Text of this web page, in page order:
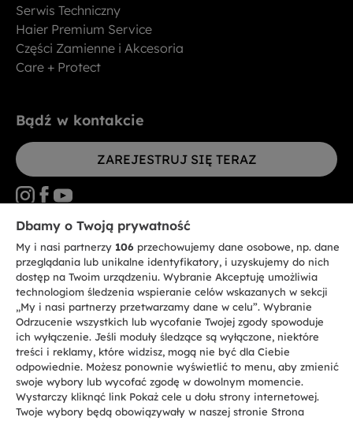
Serwis Techniczny
Haier Premium Service
Części Zamienne i Akcesoria
Care + Protect
Bądź w kontakcie
ZAREJESTRUJ SIĘ TERAZ
CANDY HOOVER GROUP S.r.I. - jednoosobowa sp. z.o.o. - SIEDZIBA
STATUTOWA: Via Comolli, 57 - 20861 Brugherio (MB) - Włochy -
SIEDZIBY ADMINISTRACYJNE: Via Privata Eden Fumagalli bez
nadanego numeru - 20861 Brugherio (MB) i Via Trento nr 20/A-22 - 20871
Vimercate (MB) - Włochy - Tel.: +39.039.2086.1 - Faks: +39.039.2086.237 -
Kapitał zakładowy 35.000.000,00 € wpłacony w całości - Kod identyfikacji
podatkowej i nr wpisu do Rejestru przedsiębiorstw dla rejonu Mediolan-
Monza-Brianza-Lodi 04666310158 - NIP 00786860965 - Numer wpisu do
Repertorium Ekonomiczno - Administracyjnego REA: MB-1033934 -
Autoryzacja IT AEOF 211870 - Spółka podlega zarządzaniu i koordynacji
Candy S.p.A.
PL / Polski
Dbamy o Twoją prywatność
My i nasi partnerzy 106 przechowujemy dane osobowe, np. dane
przeglądania lub unikalne identyfikatory, i uzyskujemy do nich
dostęp na Twoim urządzeniu. Wybranie Akceptuję umożliwia
technologiom śledzenia wspieranie celów wskazanych w sekcji
„My i nasi partnerzy przetwarzamy dane w celu”. Wybranie
Odrzucenie wszystkich lub wycofanie Twojej zgody spowoduje
ich wyłączenie. Jeśli moduły śledzące są wyłączone, niektóre
treści i reklamy, które widzisz, mogą nie być dla Ciebie
odpowiednie. Możesz ponownie wyświetlić to menu, aby zmienić
swoje wybory lub wycofać zgodę w dowolnym momencie.
Wystarczy kliknąć link Pokaż cele u dołu strony internetowej.
Twoje wybory będą obowiązywały w naszej stronie Strona